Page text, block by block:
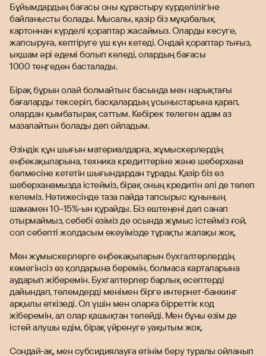
Бұйымдардың бағасы оны құрастыру күрделілігіне
байланысты болады. Мысалы, қазір біз мұқабалық
картоннан күрделі қораптар жасаймыз. Оларды кесуге,
жапсыруға, кептіруге үш күн кетеді. Ондай қораптар тығыз,
ықшам әрі әдемі болып келеді, олардың бағасы
1000 теңгеден басталады.
Бірақ бұрын олай болмайтын: басында мен нарықтағы
бағаларды тексеріп, басқалардың ұсыныстарына қарап,
олардан қымбатырақ саттым. Көбірек төлеген адам аз
мазалайтын болады деп ойладым.
Өзіндік құн шығын материалдарға, жұмыскерлердің
еңбекақыларына, техника кредиттеріне және шеберхана
бөлмесіне кететін шығындардан тұрады. Қазір біз өз
шеберханамызда істейміз, бірақ оның кредитін әлі де төлеп
келеміз. Нәтижесінде таза пайда тапсырыс құнының
шамамен 10–15%-ын құрайды. Біз ештеңені дәл санап
отырмаймыз, себебі өзіміз де осында жұмыс істейміз ғой,
сол себепті жолдасым екеуімізде тұрақты жалақы жоқ.
Мен жұмыскерлерге еңбекақыларын бухгалтерлердің
көмегінсіз өз қолдарына беремін, болмаса карталарына
аударып жіберемін. Бухгалтерлер барлық есептерді
дайындап, төлемдерді менімен бірге интернет-банкинг
арқылы өткізеді. Ол үшін мен оларға бірреттік код
жіберемін, ал олар қашықтан төлейді. Мен бұны өзім де
істей алушы едім, бірақ үйренуге уақытым жоқ.
Сондай-ақ, мен субсидиялауға өтінім беру туралы ойланып